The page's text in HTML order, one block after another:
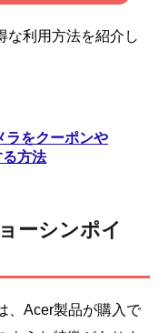
な利用方法を紹介し
ラをクーポンや
方法
ーシンポイ
、Acer製品が購入で